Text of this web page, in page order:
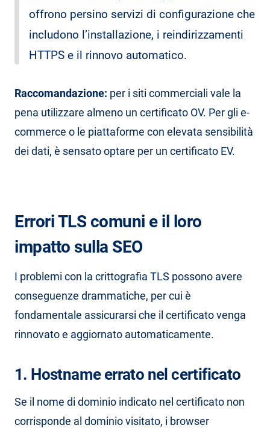
offrono persino servizi di configurazione che
includono l’installazione, i reindirizzamenti
HTTPS e il rinnovo automatico.
Raccomandazione: per i siti commerciali vale la
pena utilizzare almeno un certificato OV. Per gli e-
commerce o le piattaforme con elevata sensibilità
dei dati, è sensato optare per un certificato EV.
Errori TLS comuni e il loro
impatto sulla SEO
I problemi con la crittografia TLS possono avere
conseguenze drammatiche, per cui è
fondamentale assicurarsi che il certificato venga
rinnovato e aggiornato automaticamente.
1. Hostname errato nel certificato
Se il nome di dominio indicato nel certificato non
corrisponde al dominio visitato, i browser